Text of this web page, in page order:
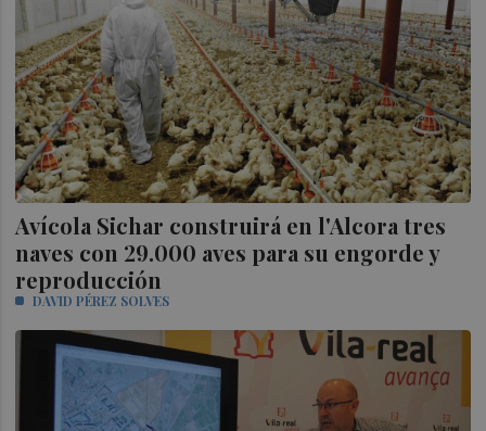
Avícola Sichar construirá en l'Alcora tres
naves con 29.000 aves para su engorde y
reproducción
DAVID PÉREZ SOLVES